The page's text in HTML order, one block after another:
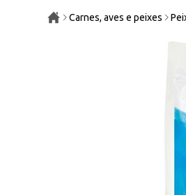
Carnes, aves e peixes